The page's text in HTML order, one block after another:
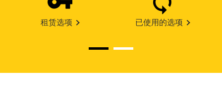
租赁选项 已使用的选项